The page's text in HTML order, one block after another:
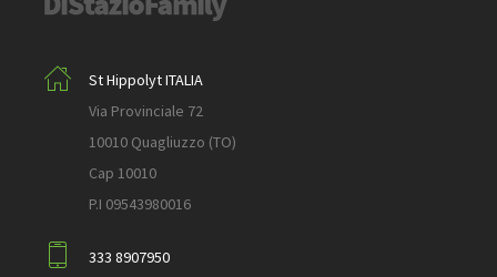
St Hippolyt ITALIA
Via Provinciale 72
10010 Quagliuzzo (TO)
Cap 10010
P.I 09543980016
333 8907950